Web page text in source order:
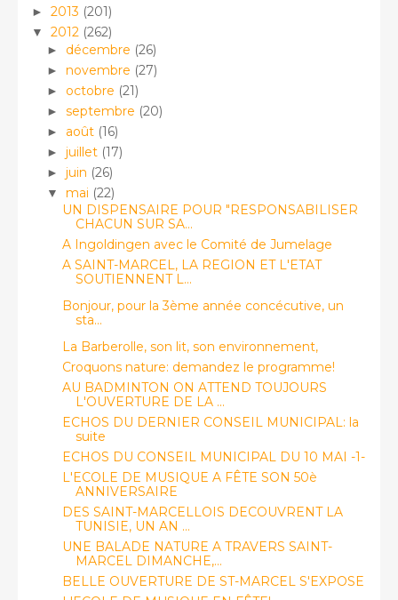
► 2013 (201)
▼ 2012 (262)
► décembre (26)
► novembre (27)
► octobre (21)
► septembre (20)
► août (16)
► juillet (17)
► juin (26)
▼ mai (22)
UN DISPENSAIRE POUR "RESPONSABILISER
CHACUN SUR SA...
A Ingoldingen avec le Comité de Jumelage
A SAINT-MARCEL, LA REGION ET L'ETAT
SOUTIENNENT L...
Bonjour, pour la 3ème année concécutive, un
sta...
La Barberolle, son lit, son environnement,
Croquons nature: demandez le programme!
AU BADMINTON ON ATTEND TOUJOURS
L'OUVERTURE DE LA ...
ECHOS DU DERNIER CONSEIL MUNICIPAL: la
suite
ECHOS DU CONSEIL MUNICIPAL DU 10 MAI -1-
L'ECOLE DE MUSIQUE A FÊTE SON 50è
ANNIVERSAIRE
DES SAINT-MARCELLOIS DECOUVRENT LA
TUNISIE, UN AN ...
UNE BALADE NATURE A TRAVERS SAINT-
MARCEL DIMANCHE,...
BELLE OUVERTURE DE ST-MARCEL S'EXPOSE